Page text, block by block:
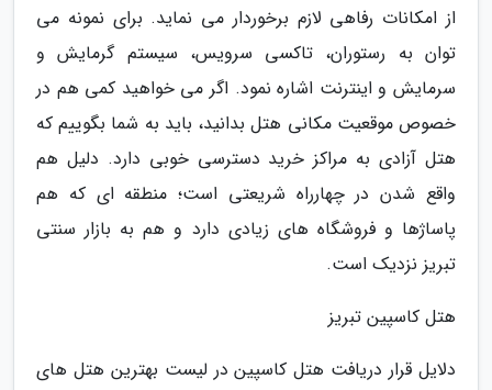
از امکانات رفاهی لازم برخوردار می نماید. برای نمونه می
توان به رستوران، تاکسی سرویس، سیستم گرمایش و
سرمایش و اینترنت اشاره نمود. اگر می خواهید کمی هم در
خصوص موقعیت مکانی هتل بدانید، باید به شما بگوییم که
هتل آزادی به مراکز خرید دسترسی خوبی دارد. دلیل هم
واقع شدن در چهارراه شریعتی است؛ منطقه ای که هم
پاساژها و فروشگاه های زیادی دارد و هم به بازار سنتی
تبریز نزدیک است.
هتل کاسپین تبریز
دلایل قرار دریافت هتل کاسپین در لیست بهترین هتل های